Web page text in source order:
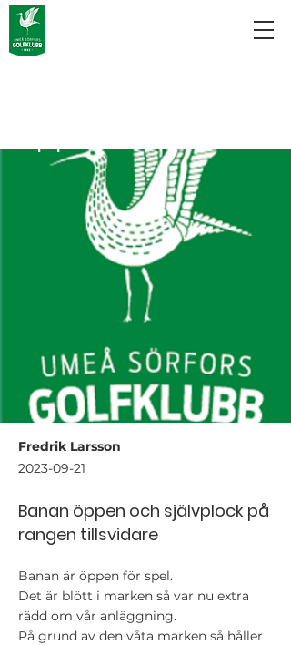
Fredrik Larsson
2023-09-21
Banan öppen och självplock på
rangen tillsvidare
Banan är öppen för spel.
Det är blött i marken så var nu extra
rädd om vår anläggning.
På grund av den våta marken så håller